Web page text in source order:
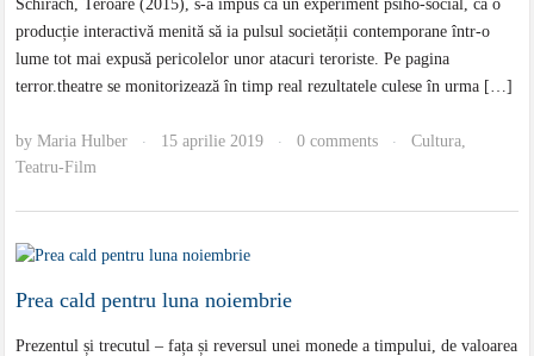
Schirach, Teroare (2015), s-a impus ca un experiment psiho-social, ca o
producție interactivă menită să ia pulsul societății contemporane într-o
lume tot mai expusă pericolelor unor atacuri teroriste. Pe pagina
terror.theatre se monitorizează în timp real rezultatele culese în urma […]
byMaria Hulber · 15 aprilie 2019 · 0 comments · Cultura,
Teatru-Film
Prea cald pentru luna noiembrie
Prezentul și trecutul – fața și reversul unei monede a timpului, de valoarea